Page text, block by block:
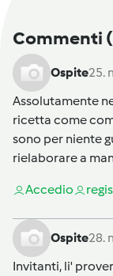
Commenti
Ospite25.
Assolutamente
ricetta come
sono per niente
rielaborare a
Accedio
Ospite28.
Invitanti, li'